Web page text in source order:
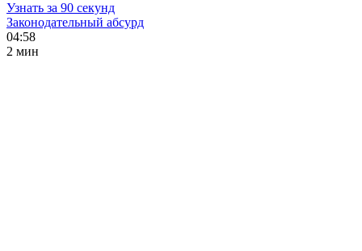
Узнать за 90 секунд
Законодательный абсурд
04:58
2 мин